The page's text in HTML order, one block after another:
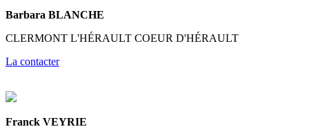
Barbara BLANCHE
CLERMONT L'HÉRAULT COEUR D'HÉRAULT
La contacter
Franck VEYRIE